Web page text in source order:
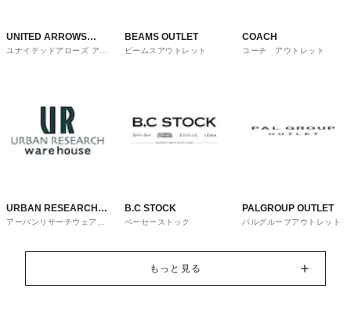
UNITED ARROWS
OUTLET
ユナイテッドアローズ アウ
BEAMS OUTLET
ビームスアウトレット
COACH
コーチ アウトレット
URBAN RESEARCH
ware house
アーバンリサーチウェアハ
B.C STOCK
ベーセーストック
PALGROUP OUTLET
パルグループアウトレット
もっと見る